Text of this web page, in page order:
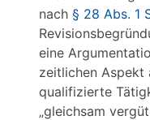
nach § 28 Abs. 1
eine
zeitlichen Aspekt
qualifizierte
„gleichsam